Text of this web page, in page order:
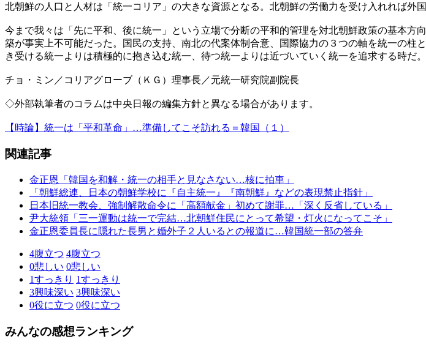
北朝鮮の人口と人材は「統一コリア」の大きな資源となる。北朝鮮の労働力を受け入れれば外
今まで我々は「先に平和、後に統一」という立場で分断の平和的管理を対北朝鮮政策の基本
築が事実上不可能だった。国民の支持、南北の代案体制合意、国際協力の３つの軸を統一の柱
き受ける統一よりは積極的に抱き込む統一、待つ統一よりは近づいていく統一を追求する時だ。
チョ・ミン／コリアグローブ（ＫＧ）理事長／元統一研究院副院長
◇外部執筆者のコラムは中央日報の編集方針と異なる場合があります。
【時論】統一は「平和革命」…準備してこそ訪れる＝韓国（１）
関連記事
金正恩「韓国を和解・統一の相手と見なさない…核に拍車」
「朝鮮総連、日本の朝鮮学校に『自主統一』『南朝鮮』などの表現禁止指針」
日本旧統一教会、強制解散命令に「高額献金」初めて謝罪…「深く反省している」
尹大統領「三一運動は統一で完結…北朝鮮住民にとって希望・灯火になってこそ」
金正恩委員長に隠れた長男と婚外子２人いるとの報道に…韓国統一部の答弁
4腹立つ 4腹立つ
0悲しい 0悲しい
1すっきり 1すっきり
3興味深い 3興味深い
0役に立つ 0役に立つ
みんなの感想ランキング